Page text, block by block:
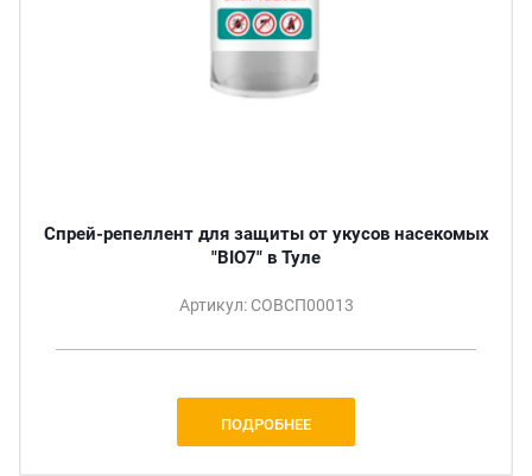
Спрей-репеллент для защиты от укусов насекомых
"BIO7" в Туле
Артикул: СОВСП00013
ПОДРОБНЕЕ